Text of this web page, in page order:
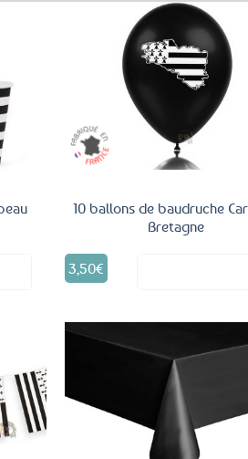
aux
favoris
10 ballons de baudruche
Bretagne
3,50€
Ajouter
aux
favoris